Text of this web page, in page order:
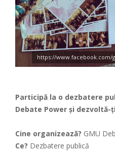
https://
Participă la o dezbatere
Debate Power și
Cine organizează? GMU
Ce? Dezbatere publică